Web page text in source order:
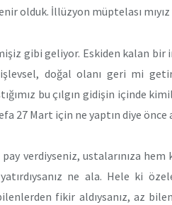
olduk. İllüzyon müptelası
gibi geliyor. Eskiden kalan bir
doğal olanı geri mi
bu çılgın gidişin içinde
27 Mart için ne yaptın diye
pay verdiyseniz, ustalarınıza
ne ala. Hele ki
fikir aldıysanız, az